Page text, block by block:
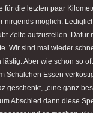
die letzten paar
nirgends möglich.
Zelte aufzustellen. Dafür
Wir sind mal wieder
Aber wie schon so
Schälchen Essen
geschenkt, „eine ganz
Abschied dann diese